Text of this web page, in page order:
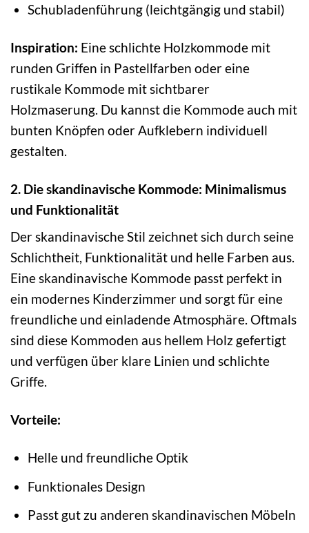
Schubladenführung (leichtgängig und stabil)
Inspiration: Eine schlichte Holzkommode mit
runden Griffen in Pastellfarben oder eine
rustikale Kommode mit sichtbarer
Holzmaserung. Du kannst die Kommode auch mit
bunten Knöpfen oder Aufklebern individuell
gestalten.
2. Die skandinavische Kommode: Minimalismus
und Funktionalität
Der skandinavische Stil zeichnet sich durch seine
Schlichtheit, Funktionalität und helle Farben aus.
Eine skandinavische Kommode passt perfekt in
ein modernes Kinderzimmer und sorgt für eine
freundliche und einladende Atmosphäre. Oftmals
sind diese Kommoden aus hellem Holz gefertigt
und verfügen über klare Linien und schlichte
Griffe.
Vorteile:
Helle und freundliche Optik
Funktionales Design
Passt gut zu anderen skandinavischen Möbeln